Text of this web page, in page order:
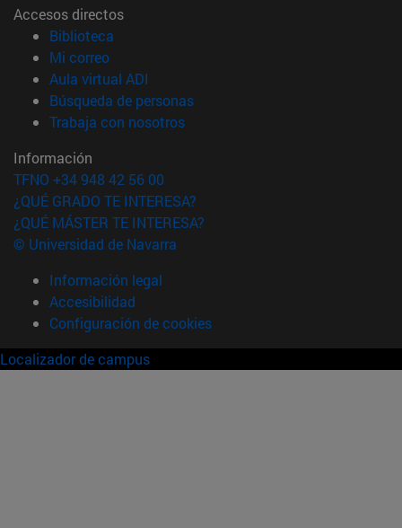
Accesos directos
Biblioteca
Mi correo(abre en nueva ventana)
Aula virtual ADI
Búsqueda de personas(abre en nueva ventana)
Trabaja con nosotros(abre en nueva ventana)
Información
TFNO +34 948 42 56 00
¿QUÉ GRADO TE INTERESA?
¿QUÉ MÁSTER TE INTERESA?
© Universidad de Navarra
Información legal
Accesibilidad
Configuración de cookies
Localizador de campus